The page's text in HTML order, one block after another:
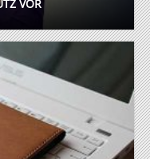
VOR